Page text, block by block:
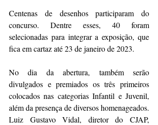
Centenas de desenhos participaram do
concurso. Dentre esses, 40 foram
selecionadas para integrar a exposição, que
fica em cartaz até 23 de janeiro de 2023.
No dia da abertura, também serão
divulgados e premiados os três primeiros
colocados nas categorias Infantil e Juvenil,
além da presença de diversos homenageados.
Luiz Gustavo Vidal, diretor do CJAP,